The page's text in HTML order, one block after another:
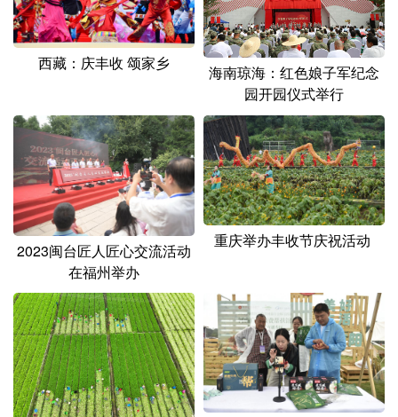
西藏：庆丰收 颂家乡
海南琼海：红色娘子军纪念
园开园仪式举行
2023闽台匠人匠心交流活动
在福州举办
重庆举办丰收节庆祝活动